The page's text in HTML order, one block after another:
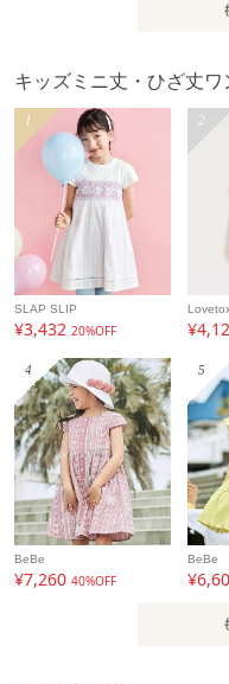
性別タイプ キッズ
カテゴリ ワンピ
素材
オフ
100%
製造国 詳細
ギフト
キッズミニ丈・ひざ丈
1
SLAP SLIP
¥3,432 20%OFF
2
4
BeBe
¥7,260 40%OFF
5
BeBe